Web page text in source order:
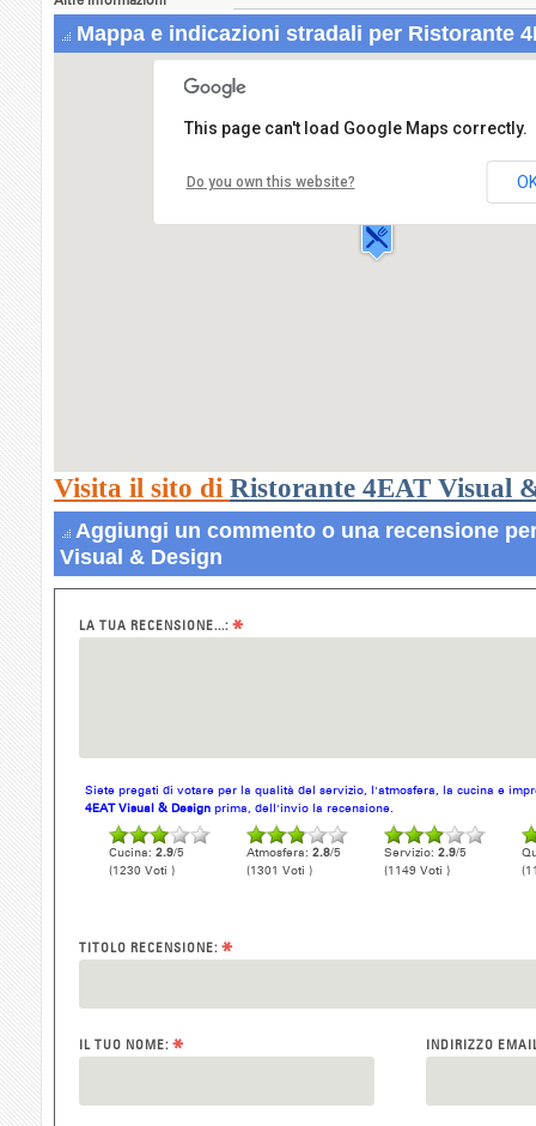
Mappa e indicazioni stradali per Ristorante
Ristorante 4EAT Visual & Design
Via Adige,17
20100 MILANO
This page can't load Google Maps correctly.
Do you own this website?
Visita il sito di Ristorante 4EAT Visual
Aggiungi un commento o una recensione
Visual & Design
LA TUA RECENSIONE...: *
Siete pregati di votare per la qualità del servizio, l'atmosfera, la cucina e
4EAT Visual & Design prima, dell'invio la recensione.
Cucina: 2.9/5
(1230 Voti )
Atmosfera: 2.8/5
(1301 Voti )
Servizio: 2.9/5
(1149 Voti )
TITOLO RECENSIONE: *
IL TUO NOME: * INDIRIZZO